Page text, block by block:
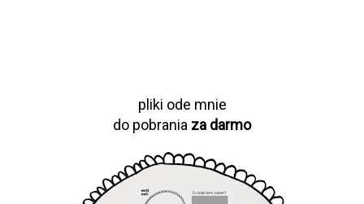
pliki ode mnie
do pobrania za darmo